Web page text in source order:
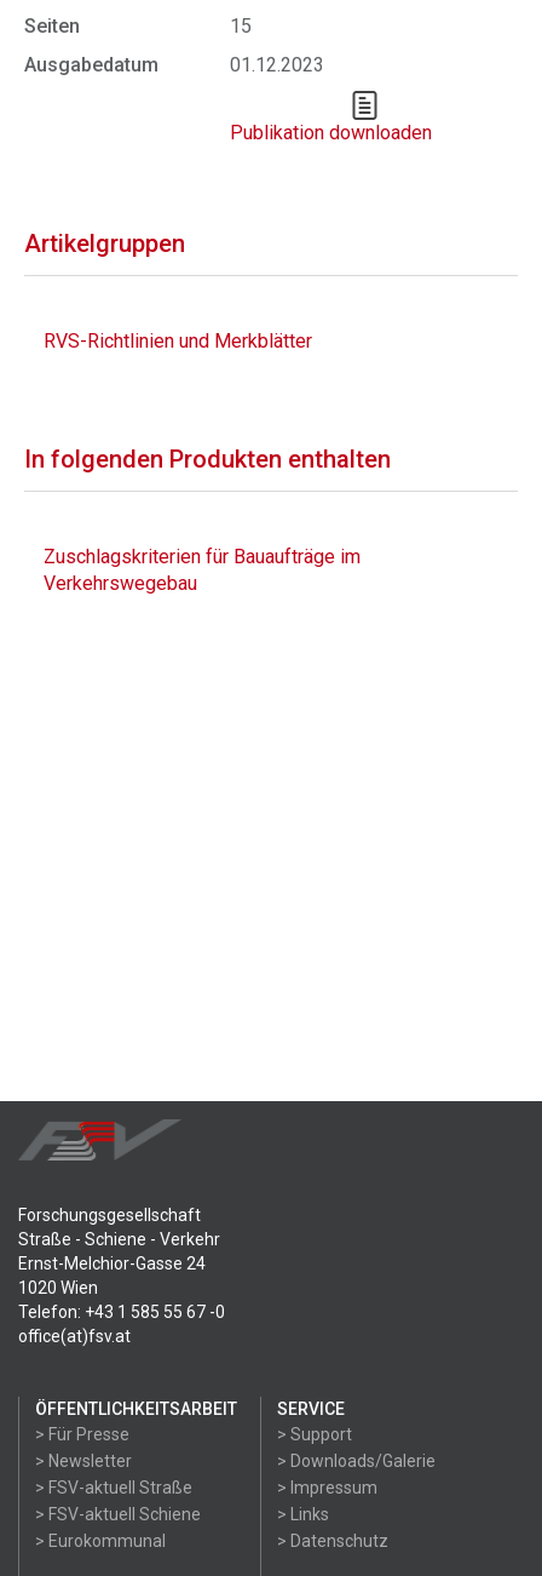
Seiten
15
Ausgabedatum
01.12.2023
Publikation downloaden
Artikelgruppen
RVS-Richtlinien und Merkblätter
In folgenden Produkten enthalten
Zuschlagskriterien für Bauaufträge im
Verkehrswegebau
Forschungsgesellschaft
Straße - Schiene - Verkehr
Ernst-Melchior-Gasse 24
1020 Wien
Telefon: +43 1 585 55 67 -0
office(at)fsv.at
ÖFFENTLICHKEITSARBEIT
> Für Presse
> Newsletter
> FSV-aktuell Straße
> FSV-aktuell Schiene
> Eurokommunal
SERVICE
> Support
> Downloads/Galerie
> Impressum
> Links
> Datenschutz